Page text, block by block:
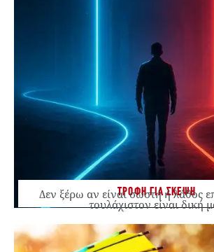
ΤΡΟΦΗ ΓΙΑ ΣΚΕΨΗ
Δεν ξέρω αν είναι σωστή ή λάθος
τουλάχιστον είναι δική